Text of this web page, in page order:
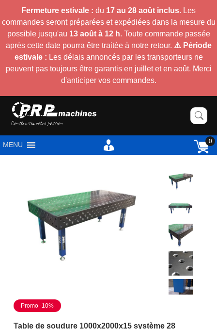
Fermeture estivale : du 17 au 28 août inclus. Les
commandes seront préparées et expédiées dans la mesure du
possible jusqu'au 13 août à 12 h. Toute commande passée
après cette date pourra être traitée à notre retour. ⚠️ Période
estivale : Les délais annoncés par les transporteurs ne
peuvent pas toujours être garantis en juillet et en août. Merci
d'anticiper vos commandes.
MENU 0
Promo -10%
Table de soudure 1000x2000x15 système 28